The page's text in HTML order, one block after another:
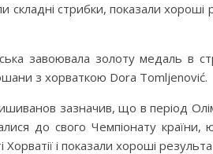
стрибки, показали хороші
завоювала золоту медаль в
з хорваткою Dora Tomljenović.
зазначив, що в період
до свого Чемпіонату країни,
і показали хороші